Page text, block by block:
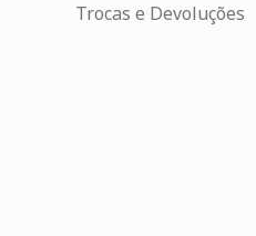
Trocas e Devoluções